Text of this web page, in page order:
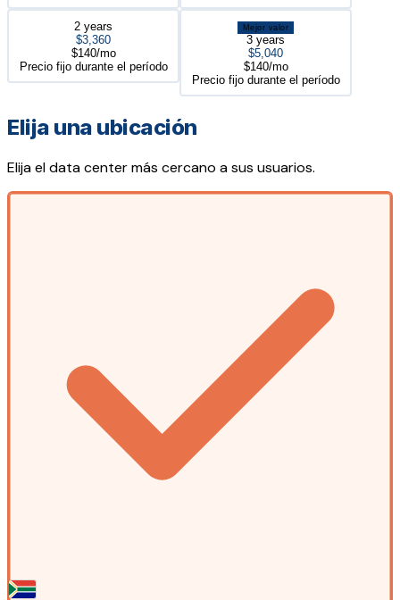
2 years
$3,360
$140/mo
Precio fijo durante el período
Mejor valor
3 years
$5,040
$140/mo
Precio fijo durante el período
Elija una ubicación
Elija el data center más cercano a sus usuarios.